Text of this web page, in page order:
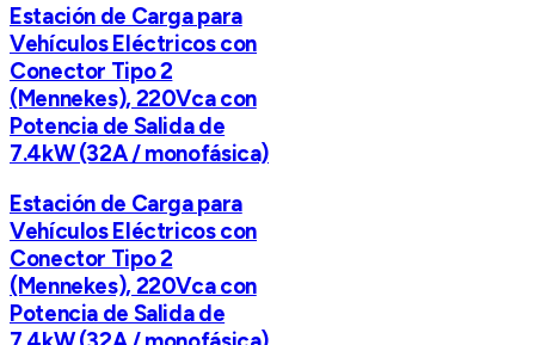
Estación de Carga para
Vehículos Eléctricos con
Conector Tipo 2
(Mennekes), 220Vca con
Potencia de Salida de
7.4kW (32A / monofásica)
Estación de Carga para
Vehículos Eléctricos con
Conector Tipo 2
(Mennekes), 220Vca con
Potencia de Salida de